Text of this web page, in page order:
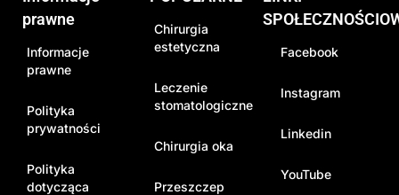
prawne
Informacje
prawne
Polityka
prywatności
Polityka
dotycząca
Chirurgia
estetyczna
Leczenie
stomatologiczne
Chirurgia oka
Przeszczep
Facebook
Instagram
Linkedin
YouTube